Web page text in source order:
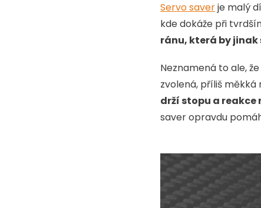
Servo saverje malý
kde dokáže při
ránu, která by
Neznamená to ale, že
zvolená, příliš
drží stopu a reakce
saver opravdu